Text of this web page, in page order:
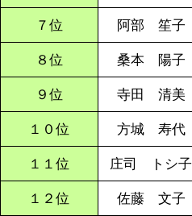
７位
阿部 笙子
８位
桑本 陽子
９位
寺田 清美
１０位
方城 寿代
１１位
庄司 トシ子
１２位
佐藤 文子